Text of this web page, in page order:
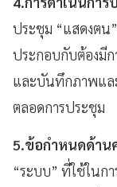
ประชุม “แสดงตน
ประกอบกับต้องมี
และบันทึกภาพแล
ตลอดการประชุม
5.ข้อกำหนดด้าน
“ระบบ” ที่ใช้ในก